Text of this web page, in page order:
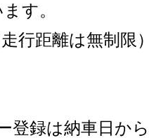
す。
行距離は無制限
登録は納車日か